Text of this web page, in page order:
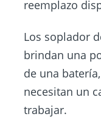
reemplazo
Los soplador
brindan una
de una
necesitan un
trabajar.